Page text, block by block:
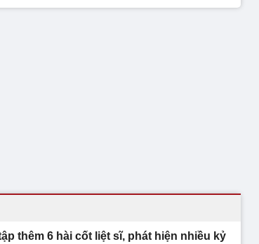
thêm 6 hài cốt liệt sĩ, phát hiện nhiều kỷ